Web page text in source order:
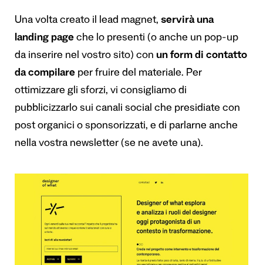
Una volta creato il lead magnet, servirà una
landing page che lo presenti (o anche un pop-up
da inserire nel vostro sito) con un form di contatto
da compilare per fruire del materiale. Per
ottimizzare gli sforzi, vi consigliamo di
pubblicizzarlo sui canali social che presidiate con
post organici o sponsorizzati, e di parlarne anche
nella vostra newsletter (se ne avete una).